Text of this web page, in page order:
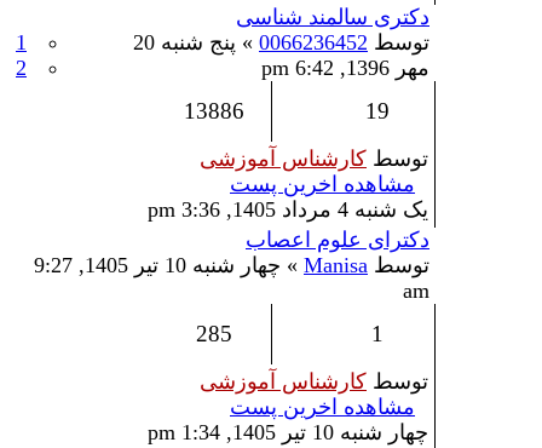
دکتری سالمند شناسی
1
2
توسط 0066236452
» پنج شنبه 20
مهر 1396, 6:42 pm
19
13886
توسط کارشناس آموزشی
مشاهده اخرین پست
یک شنبه 4 مرداد 1405, 3:36 pm
دکترای علوم اعصاب
توسط Manisa
» چهار شنبه 10 تیر 1405, 9:27
am
1
285
توسط کارشناس آموزشی
مشاهده اخرین پست
چهار شنبه 10 تیر 1405, 1:34 pm